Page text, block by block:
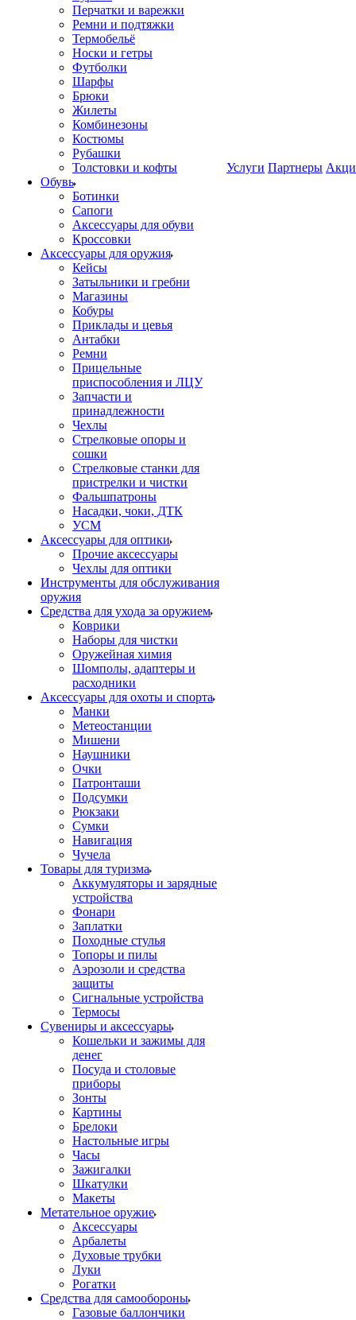
Перчатки и варежки
Ремни и подтяжки
Термобельё
Носки и гетры
Футболки
Шарфы
Брюки
Жилеты
Комбинезоны
Костюмы
Рубашки
Толстовки и кофты
Обувь
Ботинки
Сапоги
Аксессуары для обуви
Кроссовки
Аксессуары для оружия
Кейсы
Затыльники и гребни
Магазины
Кобуры
Приклады и цевья
Антабки
Ремни
Прицельные
приспособления и ЛЦУ
Запчасти и
принадлежности
Чехлы
Стрелковые опоры и
сошки
Стрелковые станки для
пристрелки и чистки
Фальшпатроны
Насадки, чоки, ДТК
УСМ
Аксессуары для оптики
Прочие аксессуары
Чехлы для оптики
Инструменты для обслуживания
оружия
Средства для ухода за оружием
Коврики
Наборы для чистки
Оружейная химия
Шомполы, адаптеры и
расходники
Аксессуары для охоты и спорта
Манки
Метеостанции
Мишени
Наушники
Очки
Патронташи
Подсумки
Рюкзаки
Сумки
Навигация
Чучела
Товары для туризма
Аккумуляторы и зарядные
устройства
Фонари
Заплатки
Походные стулья
Топоры и пилы
Аэрозоли и средства
защиты
Сигнальные устройства
Термосы
Сувениры и аксессуары
Кошельки и зажимы для
денег
Посуда и столовые
приборы
Зонты
Картины
Брелоки
Настольные игры
Часы
Зажигалки
Шкатулки
Макеты
Метательное оружие
Аксессуары
Арбалеты
Духовые трубки
Луки
Рогатки
Средства для самообороны
Газовые баллончики
Услуги Партнеры